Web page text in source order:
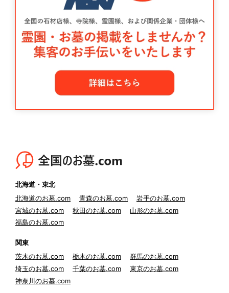
北海道・東北
北海道のお墓.com
青森のお墓.com
岩手のお墓.com
宮城のお墓.com
秋田のお墓.com
山形のお墓.com
福島のお墓.com
関東
茨木のお墓.com
栃木のお墓.com
群馬のお墓.com
埼玉のお墓.com
千葉のお墓.com
東京のお墓.com
神奈川のお墓.com